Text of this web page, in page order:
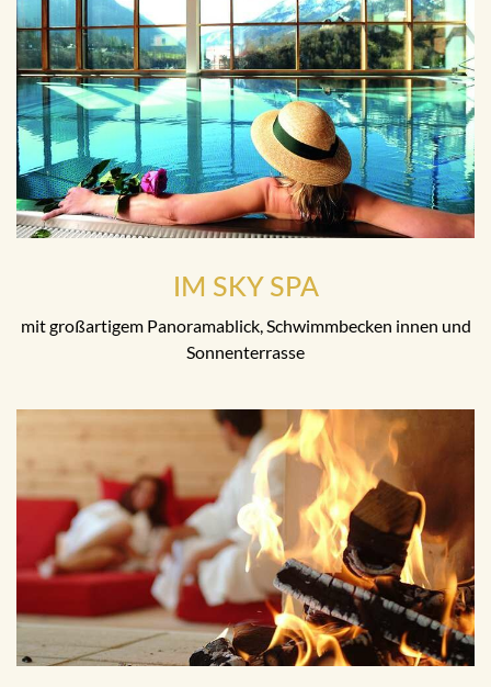
IM SKY SPA
mit großartigem Panoramablick, Schwimmbecken innen und
Sonnenterrasse